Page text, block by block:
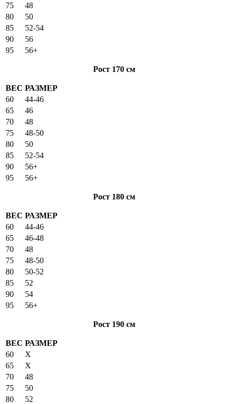
75
48
80
50
85
52-54
90
56
95
56+
Рост 170 см
ВЕС РАЗМЕР
60
44-46
65
46
70
48
75
48-50
80
50
85
52-54
90
56+
95
56+
Рост 180 см
ВЕС РАЗМЕР
60
44-46
65
46-48
70
48
75
48-50
80
50-52
85
52
90
54
95
56+
Рост 190 см
ВЕС РАЗМЕР
60
X
65
X
70
48
75
50
80
52